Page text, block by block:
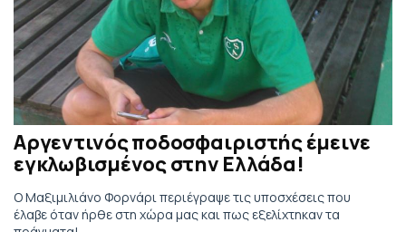
Αργεντινός ποδοσφαιριστής έμεινε
εγκλωβισμένος στην Ελλάδα!
O Μαξιμιλιάνο Φορνάρι περιέγραψε τις υποσχέσεις που
έλαβε όταν ήρθε στη χώρα μας και πως εξελίχτηκαν τα